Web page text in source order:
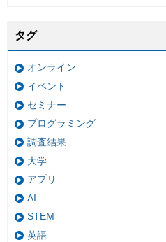
タグ
オンライン
イベント
セミナー
プログラミング
調査結果
大学
アプリ
AI
STEM
英語